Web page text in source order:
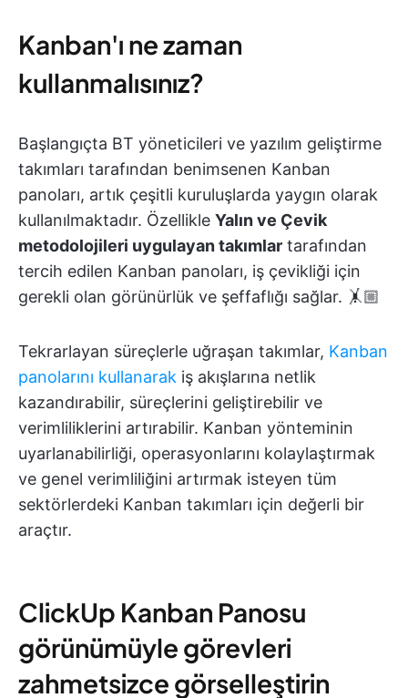
Kanban'ı ne zaman
kullanmalısınız?
Başlangıçta BT yöneticileri ve yazılım geliştirme
takımları tarafından benimsenen Kanban
panoları, artık çeşitli kuruluşlarda yaygın olarak
kullanılmaktadır. Özellikle Yalın ve Çevik
metodolojileri uygulayan takımlar tarafından
tercih edilen Kanban panoları, iş çevikliği için
gerekli olan görünürlük ve şeffaflığı sağlar. 🤸🏼
Tekrarlayan süreçlerle uğraşan takımlar, Kanban
panolarını kullanarak iş akışlarına netlik
kazandırabilir, süreçlerini geliştirebilir ve
verimliliklerini artırabilir. Kanban yönteminin
uyarlanabilirliği, operasyonlarını kolaylaştırmak
ve genel verimliliğini artırmak isteyen tüm
sektörlerdeki Kanban takımları için değerli bir
araçtır.
ClickUp Kanban Panosu
görünümüyle görevleri
zahmetsizce görselleştirin